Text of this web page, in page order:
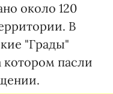
около 120
В
"Грады"
котором пасли